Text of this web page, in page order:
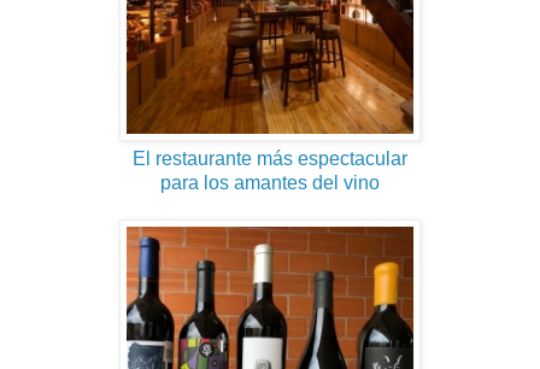
El restaurante más espectacular
para los amantes del vino